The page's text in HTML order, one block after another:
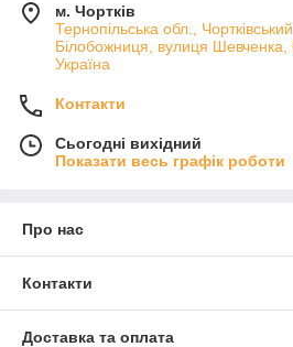
м. Чортків
Тернопільська обл.,
Білобожниця, вулиця Шевченка,
Україна
Контакти
Сьогодні вихідний
Показати весь графік роботи
Про нас
Контакти
Доставка та оплата